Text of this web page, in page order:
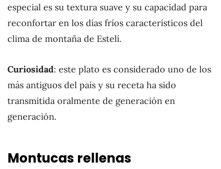
especial es su textura suave y su capacidad para
reconfortar en los días fríos característicos del
clima de montaña de Estelí.
Curiosidad: este plato es considerado uno de los
más antiguos del país y su receta ha sido
transmitida oralmente de generación en
generación.
Montucas rellenas